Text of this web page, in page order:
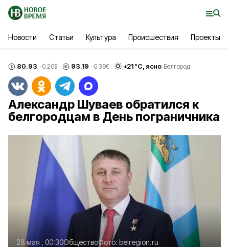
Новости Статьи Культура Происшествия Проекты
80.93 -0.20$ 93.19 -0.39€ +21°С, ясно Белгород
Александр Шуваев обратился к
белгородцам в День пограничника
28 мая , 00:30ОбществоФото: belregion.ru